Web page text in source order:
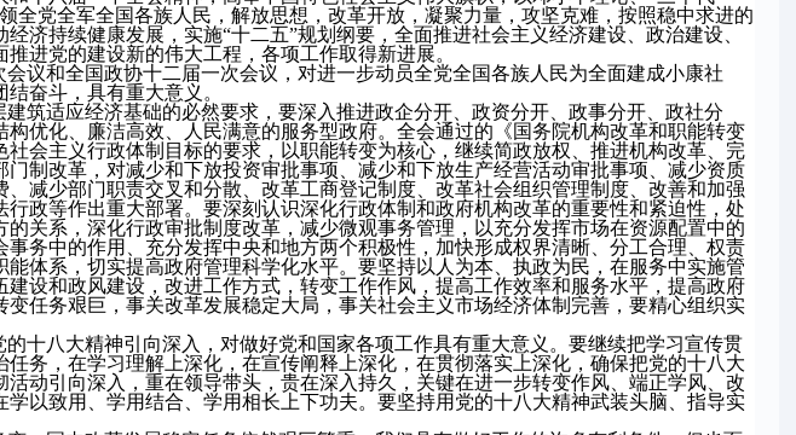
全党全军全国各族人民，解放思想，改革开放，凝聚力量，攻坚克难，按照稳中求进的
济持续健康发展，实施“十二五”规划纲要，全面推进社会主义经济建设、政治建设、
进党的建设新的伟大工程，各项工作取得新进展。
议和全国政协十二届一次会议，对进一步动员全党全国各族人民为全面建成小康社
奋斗，具有重大意义。
筑适应经济基础的必然要求，要深入推进政企分开、政资分开、政事分开、政社分
优化、廉洁高效、人民满意的服务型政府。全会通过的《国务院机构改革和职能转变
会主义行政体制目标的要求，以职能转变为核心，继续简政放权、推进机构改革、完
制改革，对减少和下放投资审批事项、减少和下放生产经营活动审批事项、减少资质
减少部门职责交叉和分散、改革工商登记制度、改革社会组织管理制度、改善和加强
政等作出重大部署。要深刻认识深化行政体制和政府机构改革的重要性和紧迫性，处
关系，深化行政审批制度改革，减少微观事务管理，以充分发挥市场在资源配置中的
务中的作用、充分发挥中央和地方两个积极性，加快形成权界清晰、分工合理、权责
体系，切实提高政府管理科学化水平。要坚持以人为本、执政为民，在服务中实施管
设和政风建设，改进工作方式，转变工作作风，提高工作效率和服务水平，提高政府
任务艰巨，事关改革发展稳定大局，事关社会主义市场经济体制完善，要精心组织实
十八大精神引向深入，对做好党和国家各项工作具有重大意义。要继续把学习宣传贯
务，在学习理解上深化，在宣传阐释上深化，在贯彻落实上深化，确保把党的十八大
动引向深入，重在领导带头，贵在深入持久，关键在进一步转变作风、端正学风、改
以致用、学用结合、学用相长上下功夫。要坚持用党的十八大精神武装头脑、指导实